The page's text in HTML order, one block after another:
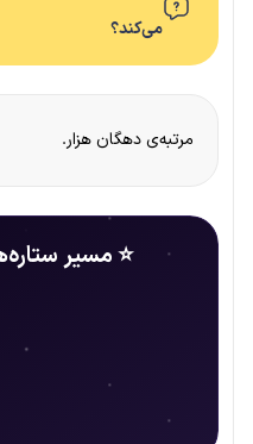
می‌کند؟
مرتبه‌ی دهگان هزار.
⭐ مسیر